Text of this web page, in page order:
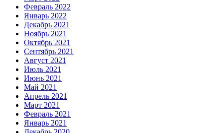
Февраль 2022
Январь 2022
Декабрь 2021
Ноябрь 2021
Октябрь 2021
Сентябрь 2021
Август 2021
Июль 2021
Июнь 2021
Май 2021
Апрель 2021
Март 2021
Февраль 2021
Январь 2021